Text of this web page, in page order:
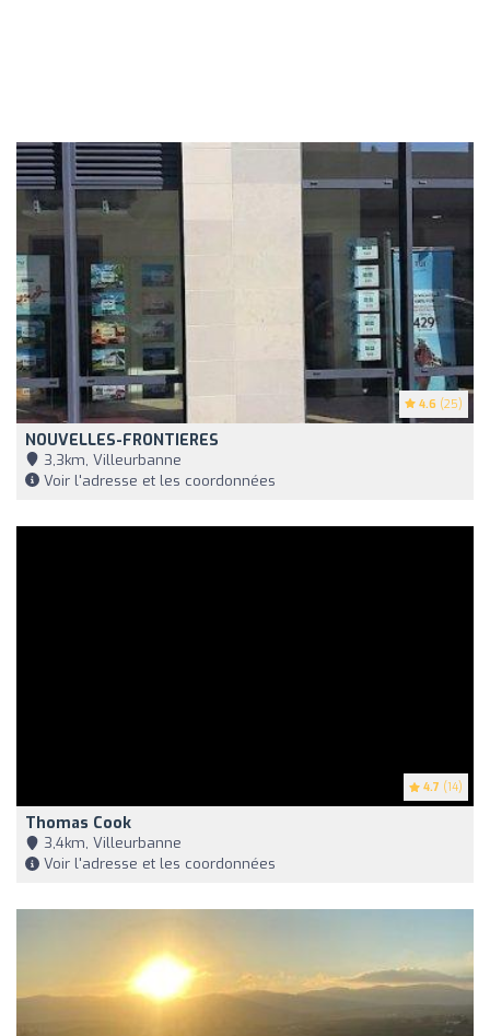
4.6 (25)
NOUVELLES-FRONTIERES
3,3km, Villeurbanne
Voir l'adresse et les coordonnées
4.7 (14)
Thomas Cook
3,4km, Villeurbanne
Voir l'adresse et les coordonnées